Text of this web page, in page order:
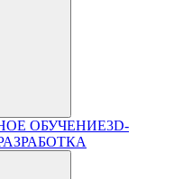
ОБУЧЕНИЕ3D-